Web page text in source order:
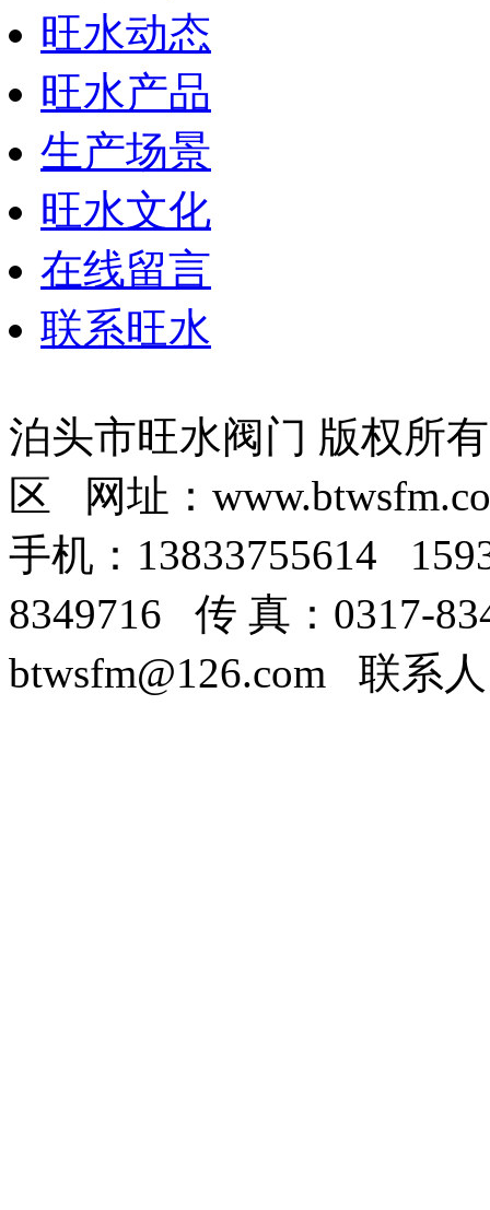
旺水动态
旺水产品
生产场景
旺水文化
在线留言
联系旺水
泊头市旺水阀门 版权所
区 网址：
手机：13833755614
8349716 传 真：0317-
btwsfm@126.com 联系